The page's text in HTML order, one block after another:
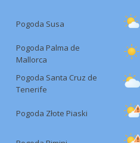
Pogoda Susa
Pogoda Palma de
Mallorca
Pogoda Santa Cruz de
Tenerife
Pogoda Złote Piaski